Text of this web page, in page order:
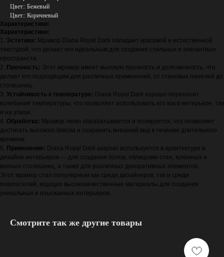
Цвет:: Бежевый
Цвет:: Коричневый
Характеристики:
Характеристики:
1. Эстетика: Мрамор Diana Royal Dark обладает красивой и естественной
текстурой, что делает его идеальным для создания стильных и элегантных
пространств.
2. Прочность: Этот мрамор имеет высокую прочность и долговечность, что
делает его подходящим для различных применений, от стеновых панелей до
столешниц.
3. Устойчивость к температуре: Diana Royal Dark хорошо переносит
колебания температуры, что позволяет использовать его как в интерьере, так
и на улице.
4. Обработка: Мрамор легко обрабатывается и полируется, что позволяет
достигать высокого блеска и сохранить внешний вид в течение длительного
времени.
5. Применение: Diana Royal Dark широко используется в архитектуре и
дизайне интерьеров — для создания полов, облицовки стен, кухонных и
ванных столешниц, а также для различных декоративных элементов.
Этот мрамор стал популярным как среди дизайнеров, так и среди
покупателей, ищущих высококачественные материалы для создания
уникальных и изысканных интерьеров.
Смотрите так же другие товары